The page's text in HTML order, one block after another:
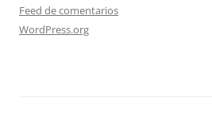
Feed de comentarios
WordPress.org